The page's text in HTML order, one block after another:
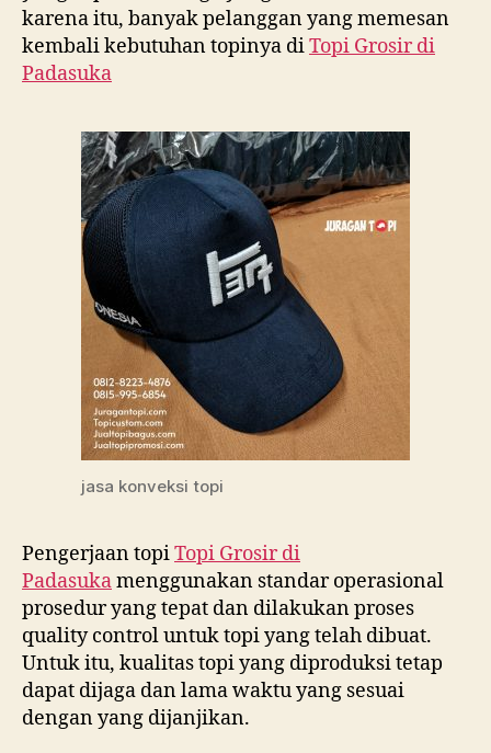
karena itu, banyak pelanggan yang memesan
kembali kebutuhan topinya diTopi Grosir di
Padasuka
jasa konveksi topi
Pengerjaan topiTopi Grosir di
Padasukamenggunakan standar operasional
prosedur yang tepat dan dilakukan proses
quality control untuk topi yang telah dibuat.
Untuk itu, kualitas topi yang diproduksi tetap
dapat dijaga dan lama waktu yang sesuai
dengan yang dijanjikan.